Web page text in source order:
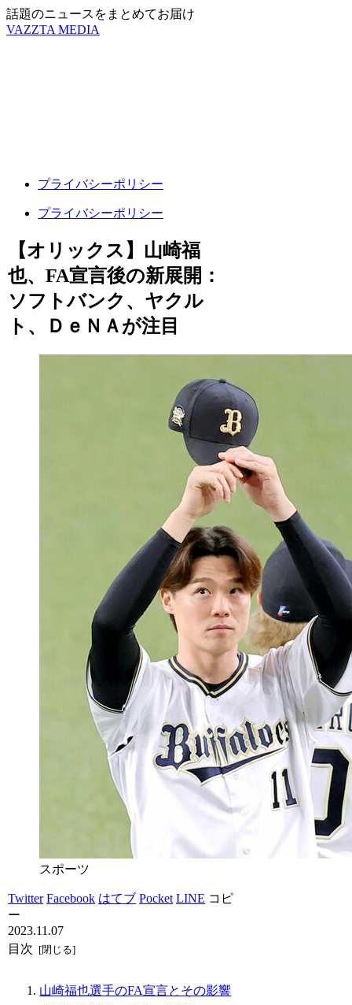
話題のニュースをまとめてお届け
VAZZTA MEDIA
プライバシーポリシー
プライバシーポリシー
【オリックス】山崎福
也、FA宣言後の新展開：
ソフトバンク、ヤクル
ト、ＤｅＮＡが注目
スポーツ
Twitter Facebook はてブ Pocket LINE コピ
ー
2023.11.07
目次
山崎福也選手のFA宣言とその影響